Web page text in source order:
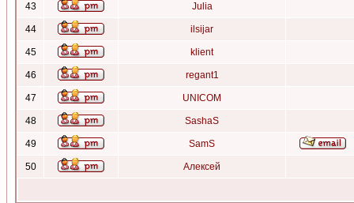
43 Julia
44 ilsijar
45 klient
46 regant1
47 UNICOM
48 SashaS
49 SamS
50 Алексей